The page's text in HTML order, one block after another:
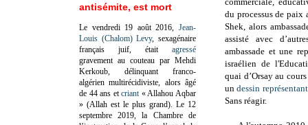
du processus de paix
Shek, alors
assisté avec
ambassade et une
israélien de
quai d’Orsay au
undessin
Sans réagir.
antisémite, est mort
Le vendredi 19 août 2016, Jean-
Louis (Chalom) Levy, sexagénaire
français juif, était agressé
gravement au couteau par Mehdi
Kerkoub, délinquant franco-
algérien multirécidiviste, alors âgé
de 44 ans etcriant « Allahou Aqbar
» (Allah est le plus grand). Le 12
septembre 2019, la Chambre de